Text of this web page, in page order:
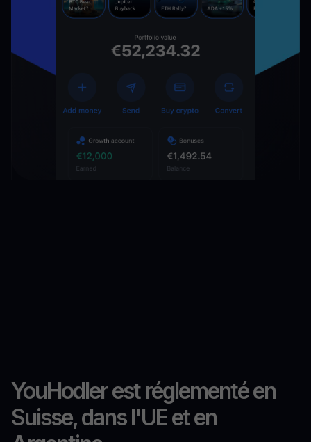
YouHodler est réglementé en
Suisse, dans l'UE et en